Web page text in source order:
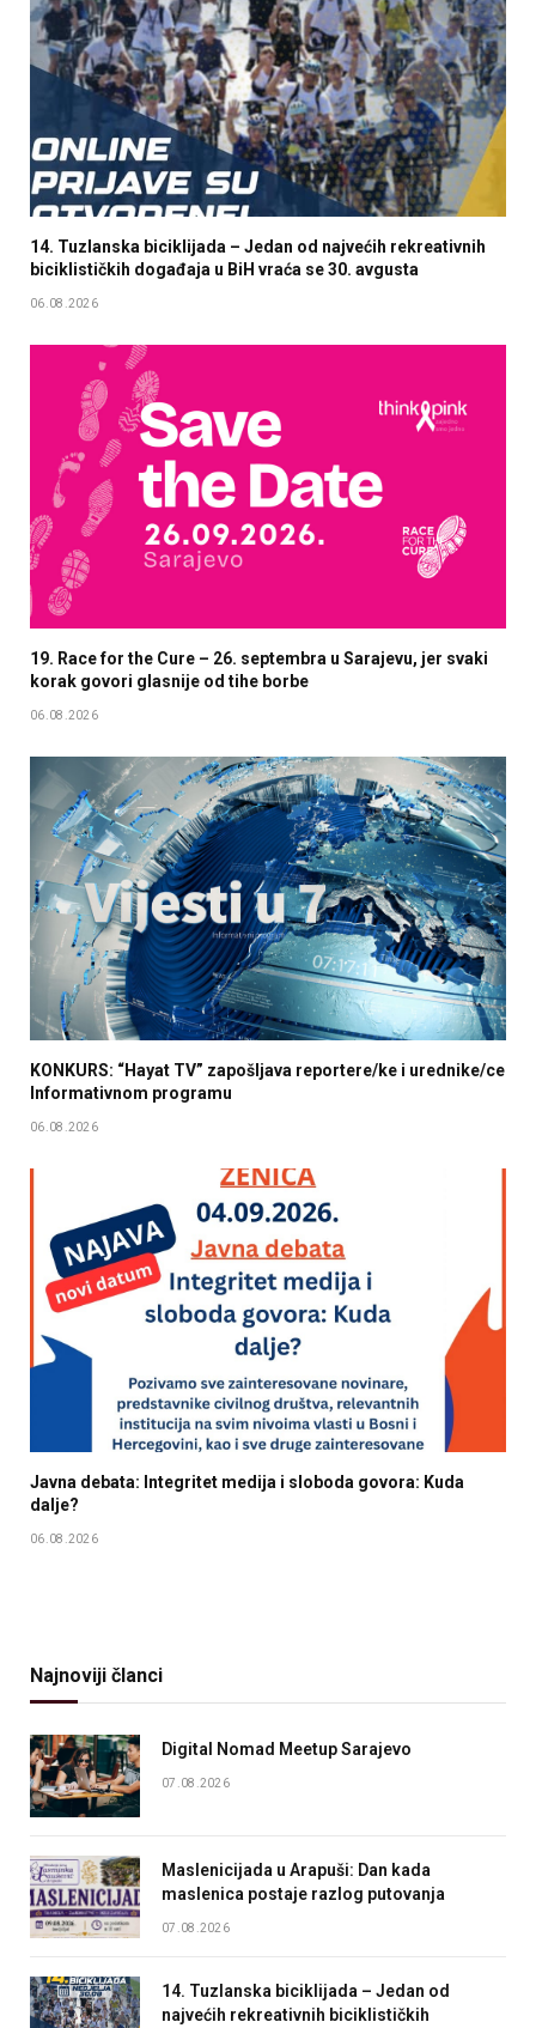
14. Tuzlanska biciklijada – Jedan od najvećih rekreativnih
biciklističkih događaja u BiH vraća se 30. avgusta
06.08.2026
19. Race for the Cure – 26. septembra u Sarajevu, jer svaki
korak govori glasnije od tihe borbe
06.08.2026
KONKURS: “Hayat TV” zapošljava reportere/ke i urednike/ce
Informativnom programu
06.08.2026
Javna debata: Integritet medija i sloboda govora: Kuda
dalje?
06.08.2026
Najnoviji članci
Digital Nomad Meetup Sarajevo
07.08.2026
Maslenicijada u Arapuši: Dan kada
maslenica postaje razlog putovanja
07.08.2026
14. Tuzlanska biciklijada – Jedan od
najvećih rekreativnih biciklističkih